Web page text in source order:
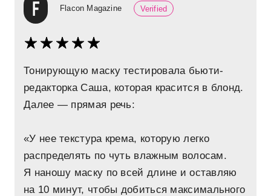
Flacon Magazine Verified
Тонирующую маску тестировала бьюти-
редакторка Саша, которая красится в блонд.
Далее — прямая речь:
«У нее текстура крема, которую легко
распределять по чуть влажным волосам.
Я наношу маску по всей длине и оставляю
на 10 минут, чтобы добиться максимального